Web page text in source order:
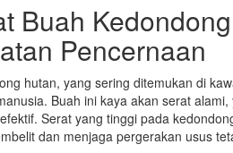
Buah
Pencernaan
hutan, yang sering ditemukan di
Buah ini kaya akan serat
Serat yang tinggi pada
dan menjaga pergerakan usus